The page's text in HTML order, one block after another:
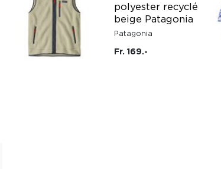
polyester recyclé
beige Patagonia
Patagonia
Fr. 169.-